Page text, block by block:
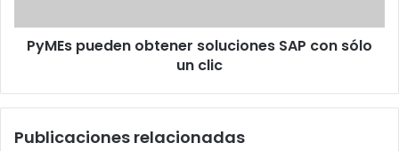
clic
PyMEs pueden obtener soluciones SAP con sólo
un clic
Publicaciones relacionadas